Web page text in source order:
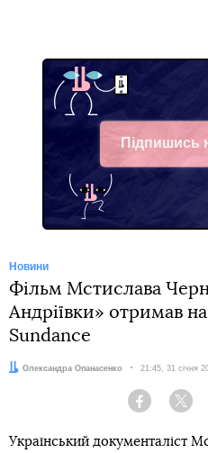
Підпишись
Telegram
Новини
Фільм Мстислава
Андріївки» отримав
Sundance
Автор:
Олександра Опанасенко Дата:
21:45, 31 січня
Facebook
Український документаліст